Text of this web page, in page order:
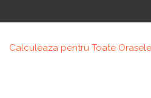
Calculeaza pentru Toate Orasele